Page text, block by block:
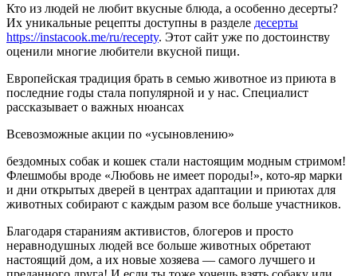
Кто из людей не любит вкусные блюда, а особенно десерты?
Их уникальные рецепты доступны в разделе десерты
https://instacook.me/ru/recepty. Этот сайт уже по достоинству
оценили многие любители вкусной пищи.
Европейская традиция брать в семью животное из приюта в
последние годы стала популярной и у нас. Специалист
рассказывает о важных нюансах
Всевозможные акции по «усыновлению»
бездомных собак и кошек стали настоя­щим модным стримом!
Флешмобы вроде «Любовь не имеет породы!», кото-яр мар­ки
и дни открытых дверей в центрах адаптации и приютах для
животных собирают с каждым разом все больше участников.
Благодаря стараниям активистов, блоге­ров и просто
неравнодушных людей все больше животных обретают
настоящий дом, а их новые хозяева — самого лучше­го и